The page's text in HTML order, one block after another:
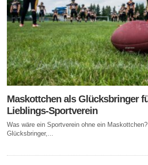
Maskottchen als Glücksbringer
Lieblings-Sportverein
Was wäre ein Sportverein ohne ein
Glücksbringer,...